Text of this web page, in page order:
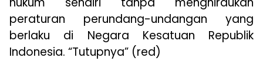
peraturan perundang-undangan yang
berlaku di Negara Kesatuan Republik
Indonesia. “Tutupnya” (red)